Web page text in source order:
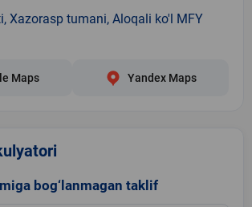
Xazorasp tumani, Aloqali ko'l MFY
Maps Yandex Maps
bog‘lanmagan taklif